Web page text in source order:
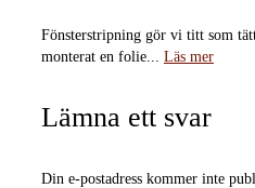
Fönsterstripning gör vi titt som
monterat en folie... Läs mer
Lämna ett svar
Din e-postadress kommer inte